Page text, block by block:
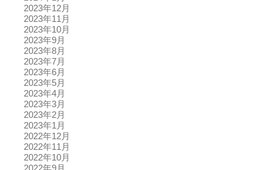
2023年12月
2023年11月
2023年10月
2023年9月
2023年8月
2023年7月
2023年6月
2023年5月
2023年4月
2023年3月
2023年2月
2023年1月
2022年12月
2022年11月
2022年10月
2022年9月